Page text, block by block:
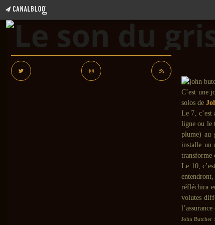
C’est une
solos de
Le 7, c’est
ligne ou le
plume) au
installe un
transforme
Le 10,
réfléchira
volutes
John Butcher :